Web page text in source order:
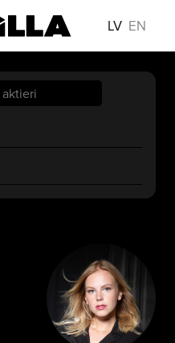
LV EN